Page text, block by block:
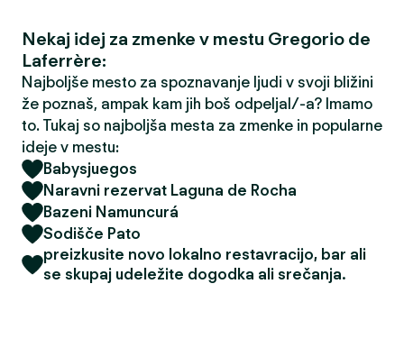
Nekaj idej za zmenke v mestu Gregorio de
Laferrère:
Najboljše mesto za spoznavanje ljudi v svoji bližini
že poznaš, ampak kam jih boš odpeljal/-a? Imamo
to. Tukaj so najboljša mesta za zmenke in popularne
ideje v mestu:
Babysjuegos
Naravni rezervat Laguna de Rocha
Bazeni Namuncurá
Sodišče Pato
preizkusite novo lokalno restavracijo, bar ali
se skupaj udeležite dogodka ali srečanja.